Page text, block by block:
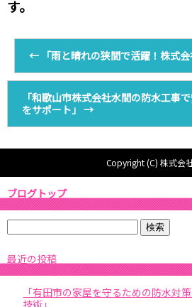
す。
← 「雨と晴れの狭間で活躍！株式
「和歌山市株式会社水間の防水工事
をサポート」 →
Copyright (C) 株式会
ブログトップ
最近の投稿
「有田市の家屋を守るための防水対
技術」